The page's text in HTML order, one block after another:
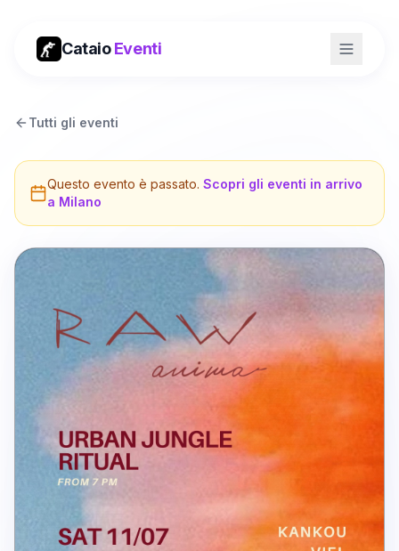
CataioEventi
Tutti gli eventi
Questo evento è passato. Scopri gli eventi in arrivo
a Milano